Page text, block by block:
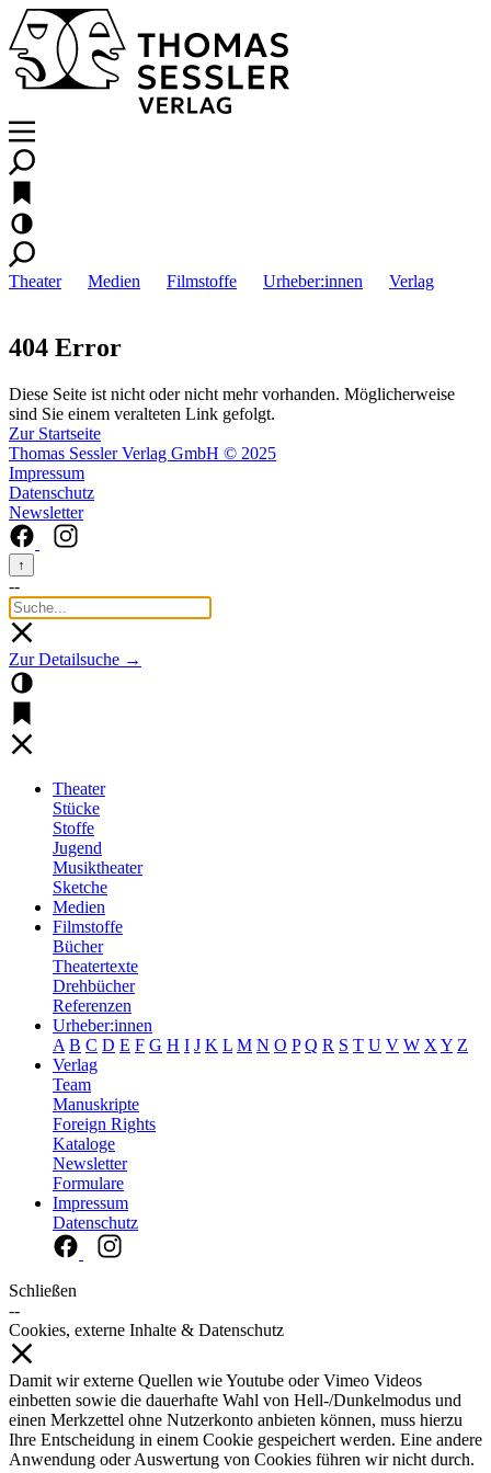
Theater Medien Filmstoffe Urheber:innen Verlag
404 Error
Diese Seite ist nicht oder nicht mehr vorhanden. Möglicherweise
sind Sie einem veralteten Link gefolgt.
Zur Startseite
Thomas Sessler Verlag GmbH © 2025
Impressum
Datenschutz
Newsletter
↑
--
Zur Detailsuche →
Theater
Stücke
Stoffe
Jugend
Musiktheater
Sketche
Medien
Filmstoffe
Bücher
Theatertexte
Drehbücher
Referenzen
Urheber:innen
A B C D E F G H I J K L M N O P Q R S T U V W X Y Z
Verlag
Team
Manuskripte
Foreign Rights
Kataloge
Newsletter
Formulare
Impressum
Datenschutz
Schließen
--
Cookies, externe Inhalte & Datenschutz
Damit wir externe Quellen wie Youtube oder Vimeo Videos
einbetten sowie die dauerhafte Wahl von Hell-/Dunkelmodus und
einen Merkzettel ohne Nutzerkonto anbieten können, muss hierzu
Ihre Entscheidung in einem Cookie gespeichert werden. Eine andere
Anwendung oder Auswertung von Cookies führen wir nicht durch.